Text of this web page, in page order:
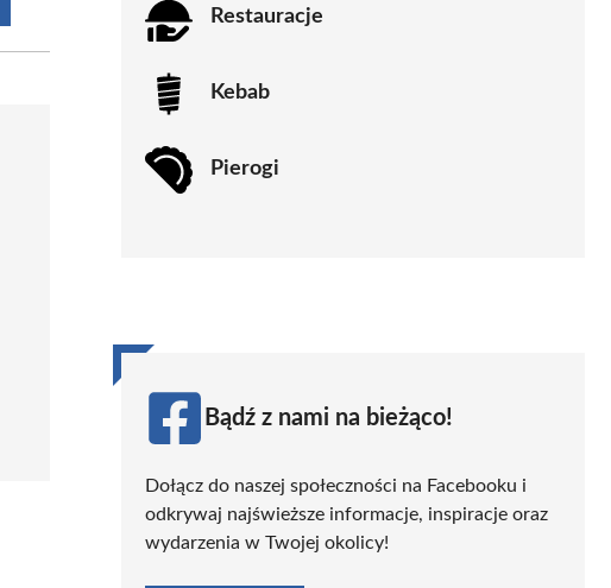
Restauracje
Kebab
Pierogi
Bądź z nami na bieżąco!
Dołącz do naszej społeczności na Facebooku i
odkrywaj najświeższe informacje, inspiracje oraz
wydarzenia w Twojej okolicy!